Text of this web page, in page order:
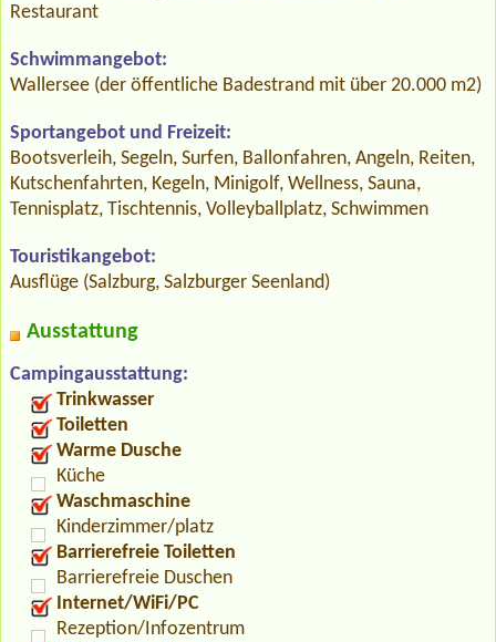
Restaurant
Schwimmangebot:
Wallersee (der öffentliche Badestrand mit über 20.000 m2)
Sportangebot und Freizeit:
Bootsverleih, Segeln, Surfen, Ballonfahren, Angeln, Reiten,
Kutschenfahrten, Kegeln, Minigolf, Wellness, Sauna,
Tennisplatz, Tischtennis, Volleyballplatz, Schwimmen
Touristikangebot:
Ausflüge (Salzburg, Salzburger Seenland)
Ausstattung
Campingausstattung:
Trinkwasser
Toiletten
Warme Dusche
Küche
Waschmaschine
Kinderzimmer/platz
Barrierefreie Toiletten
Barrierefreie Duschen
Internet/WiFi/PC
Rezeption/Infozentrum